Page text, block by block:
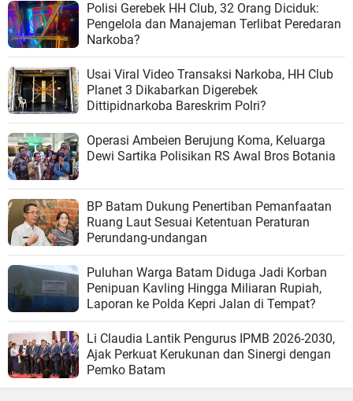
Polisi Gerebek HH Club, 32 Orang Diciduk:
Pengelola dan Manajeman Terlibat Peredaran
Narkoba?
Usai Viral Video Transaksi Narkoba, HH Club
Planet 3 Dikabarkan Digerebek
Dittipidnarkoba Bareskrim Polri?
Operasi Ambeien Berujung Koma, Keluarga
Dewi Sartika Polisikan RS Awal Bros Botania
BP Batam Dukung Penertiban Pemanfaatan
Ruang Laut Sesuai Ketentuan Peraturan
Perundang-undangan
Puluhan Warga Batam Diduga Jadi Korban
Penipuan Kavling Hingga Miliaran Rupiah,
Laporan ke Polda Kepri Jalan di Tempat?
Li Claudia Lantik Pengurus IPMB 2026-2030,
Ajak Perkuat Kerukunan dan Sinergi dengan
Pemko Batam